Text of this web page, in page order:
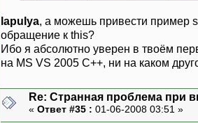
}
free(_base);
}
lapulya, а можешь привести пример
обращение к this?
Ибо я абсолютно уверен в твоём
на MS VS 2005 С++, ни на каком
Re: Странная проблема при
« Ответ #35 : 01-06-2008 03:51 »